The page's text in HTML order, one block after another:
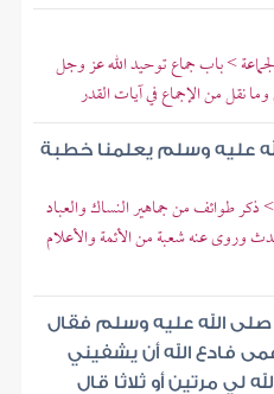
> باب جماع توحيد الله عز وجل
نقل من الإجماع في آيات القدر
عليه وسلم يعلمنا خطبة
ذكر طوائف من جماهير النساك والعباد
وروى عنه شعبة من الأئمة والأعلام
صلى الله عليه وسلم فقال
فادع الله أن يشفيني
لي مرتين أو ثلاثا قال